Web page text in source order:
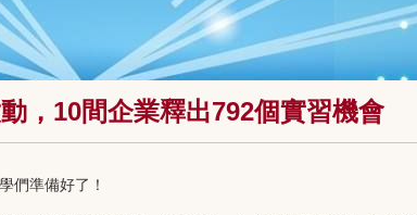
，10間企業釋出792個實習機會
們準備好了！